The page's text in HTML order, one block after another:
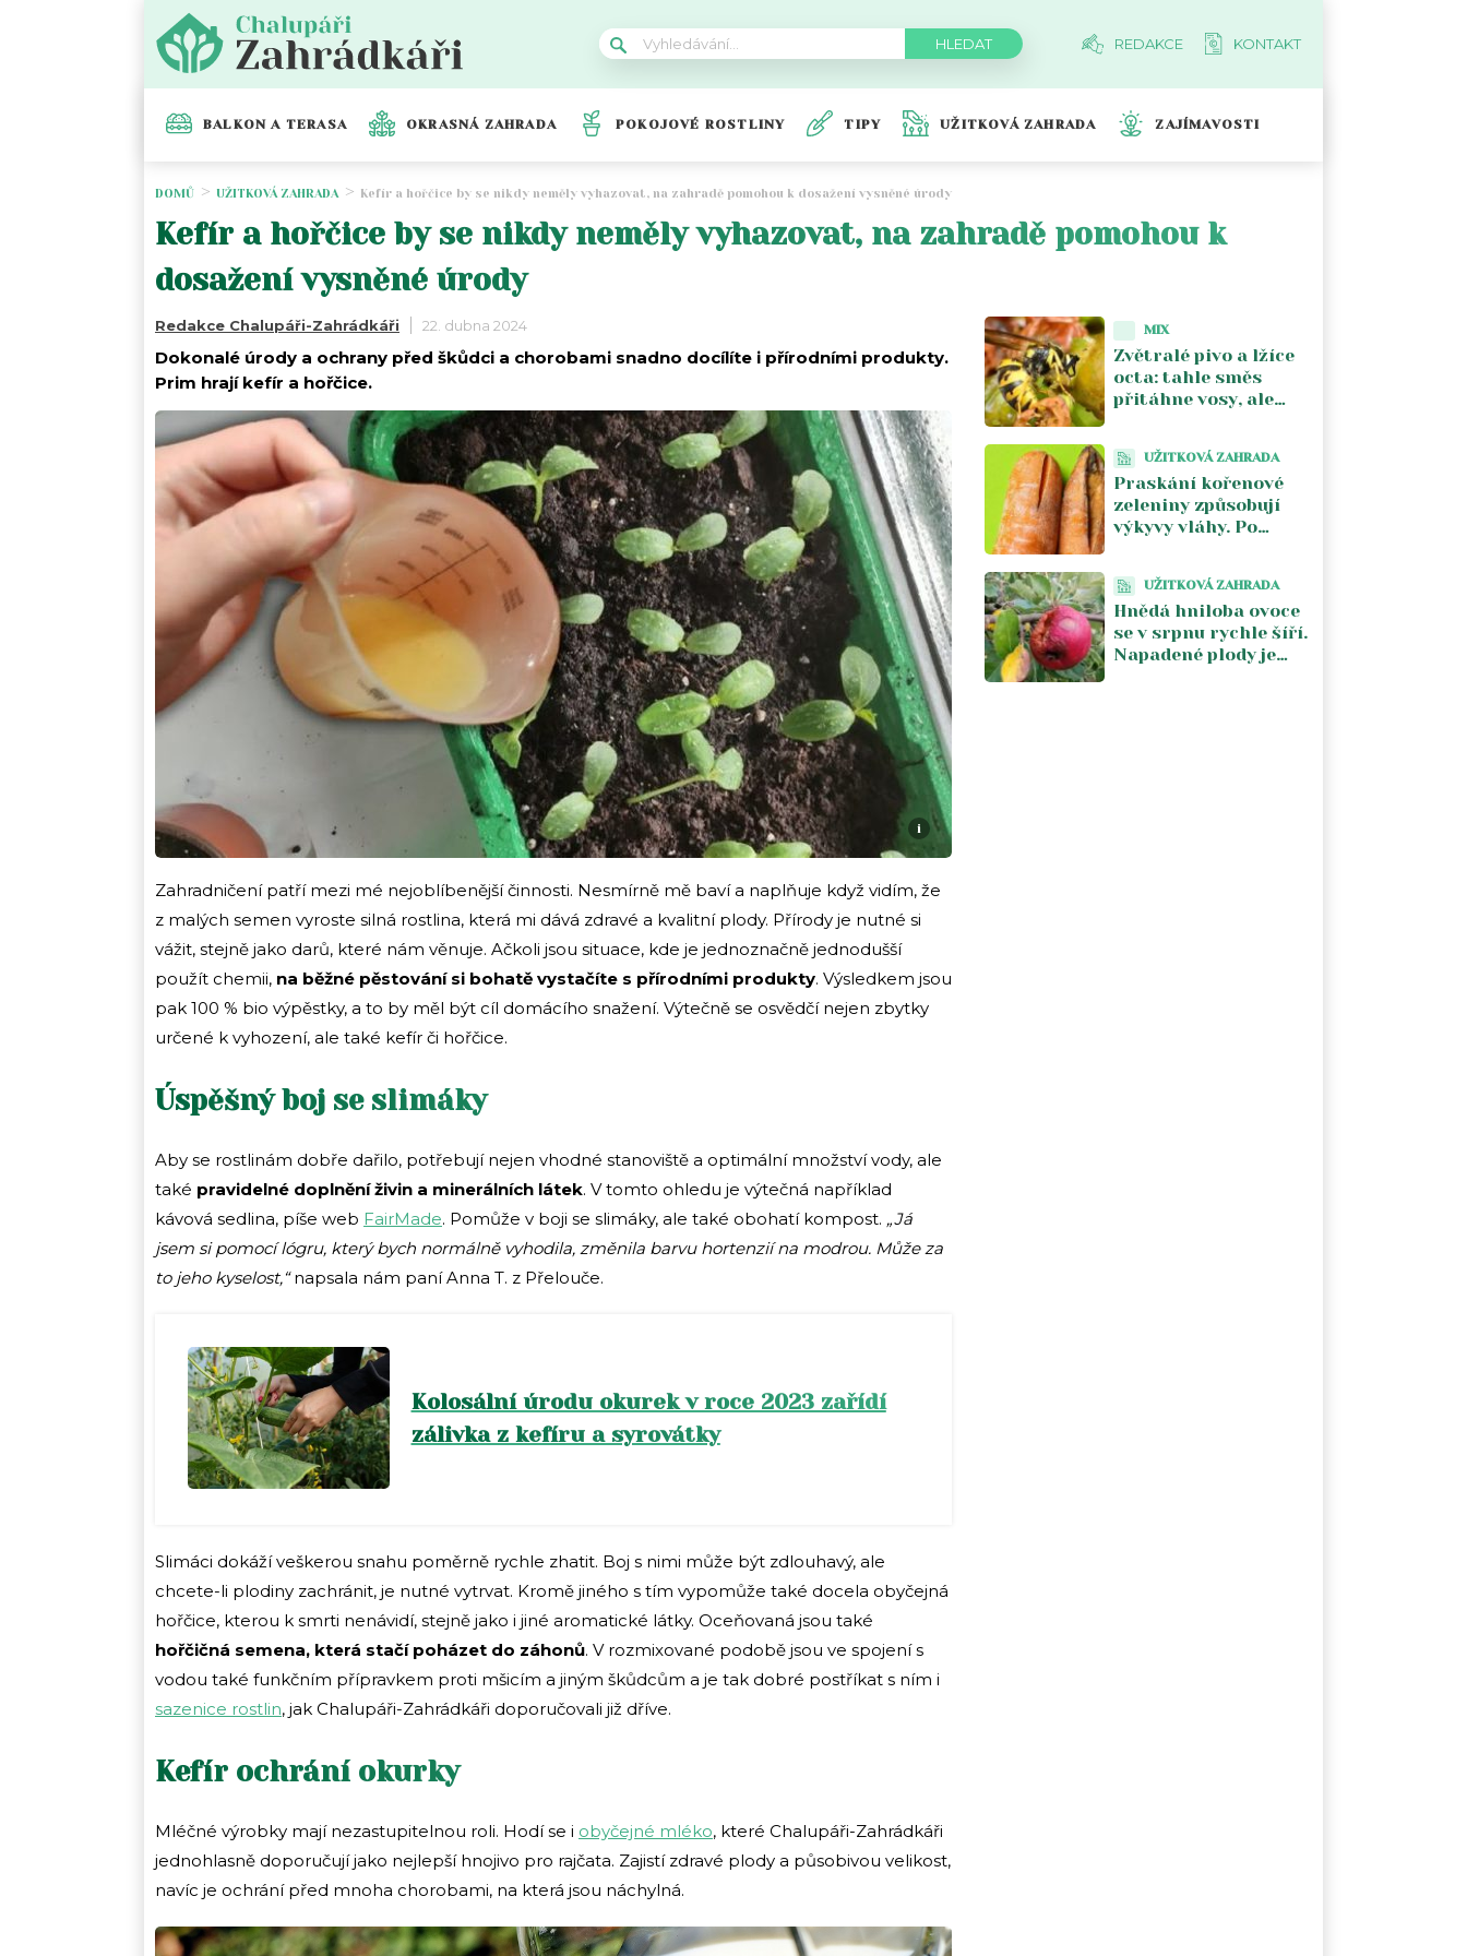
REDAKCE KONTAKT
BALKON A TERASA OKRASNÁ ZAHRADA POKOJOVÉ ROSTLINY TIPY UŽITKOVÁ ZAHRADA ZAJÍMAVOSTI
DOMŮ UŽITKOVÁ ZAHRADA Kefír a hořčice by se nikdy neměly vyhazovat, na zahradě pomohou k dosažení vysněné úrody
Kefír a hořčice by se nikdy neměly vyhazovat, na zahradě pomohou k
dosažení vysněné úrody
Redakce Chalupáři-Zahrádkáři 22. dubna 2024
Dokonalé úrody a ochrany před škůdci a chorobami snadno docílíte i přírodními produkty.
Prim hrají kefír a hořčice.
i
Zahradničení patří mezi mé nejoblíbenější činnosti. Nesmírně mě baví a naplňuje když vidím, že
z malých semen vyroste silná rostlina, která mi dává zdravé a kvalitní plody. Přírody je nutné si
vážit, stejně jako darů, které nám věnuje. Ačkoli jsou situace, kde je jednoznačně jednodušší
použít chemii, na běžné pěstování si bohatě vystačíte s přírodními produkty. Výsledkem jsou
pak 100 % bio výpěstky, a to by měl být cíl domácího snažení. Výtečně se osvědčí nejen zbytky
určené k vyhození, ale také kefír či hořčice.
Úspěšný boj se slimáky
Aby se rostlinám dobře dařilo, potřebují nejen vhodné stanoviště a optimální množství vody, ale
také pravidelné doplnění živin a minerálních látek. V tomto ohledu je výtečná například
kávová sedlina, píše web FairMade. Pomůže v boji se slimáky, ale také obohatí kompost. „Já
jsem si pomocí lógru, který bych normálně vyhodila, změnila barvu hortenzií na modrou. Může za
to jeho kyselost,“napsala nám paní Anna T. z Přelouče.
Kolosální úrodu okurek v roce 2023 zařídí
zálivka z kefíru a syrovátky
Slimáci dokáží veškerou snahu poměrně rychle zhatit. Boj s nimi může být zdlouhavý, ale
chcete-li plodiny zachránit, je nutné vytrvat. Kromě jiného s tím vypomůže také docela obyčejná
hořčice, kterou k smrti nenávidí, stejně jako i jiné aromatické látky. Oceňovaná jsou také
hořčičná semena, která stačí poházet do záhonů. V rozmixované podobě jsou ve spojení s
vodou také funkčním přípravkem proti mšicím a jiným škůdcům a je tak dobré postříkat s ním i
sazenice rostlin, jak Chalupáři-Zahrádkáři doporučovali již dříve.
Kefír ochrání okurky
Mléčné výrobky mají nezastupitelnou roli. Hodí se i obyčejné mléko, které Chalupáři-Zahrádkáři
jednohlasně doporučují jako nejlepší hnojivo pro rajčata. Zajistí zdravé plody a působivou velikost,
navíc je ochrání před mnoha chorobami, na která jsou náchylná.
MIX
Zvětralé pivo a lžíce
octa: tahle směs
přitáhne vosy, ale
stojí pár korun
UŽITKOVÁ ZAHRADA
Praskání kořenové
zeleniny způsobují
výkyvy vláhy. Po
UŽITKOVÁ ZAHRADA
Hnědá hniloba ovoce
se v srpnu rychle šíří.
Napadené plody je